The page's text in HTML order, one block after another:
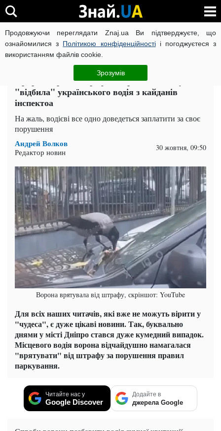
Продовжуючи переглядати Znaj.ua Ви підтверджуєте, що
ознайомилися з Політикою конфіденційностіі погоджуєтеся з
використанням файлів cookie.
Зрозумів
ВІЙНА РОСІЇ ПРОТИ УКРАЇНИ КОРОНАВІРУС В УКРАЇНІ
Auto.Знай ЧИТАТЬ НА РУССКОМ
Природа проти штрафів: ворона відчайдушно
"відбила" українського водія з кайданів
інспектоа
На жаль, водієві все одно доведеться заплатити за своє
порушення
Андрей Волков
Редактор новин 30 жовтня, 09:50
Ворона врятувала від штрафу, скріншот: YouTube
Для всіх наших читачів, які вже не можуть вірити у
"чудеса", є дуже цікаві новини. Так, буквально
днями у місті Дніпро стався дуже кумедний випадок.
Місцевого водія ворона відчайдушно намагалася
"врятувати" від штрафу за порушення правил
паркування.
Читайте нас у
Google Discover
Додайте в
джерела Google